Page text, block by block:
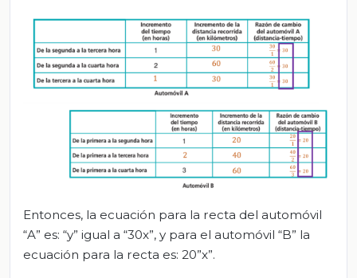
Entonces, la ecuación para la recta del automóvil
“A” es: “y” igual a “30x”, y para el automóvil “B” la
ecuación para la recta es: 20”x”.